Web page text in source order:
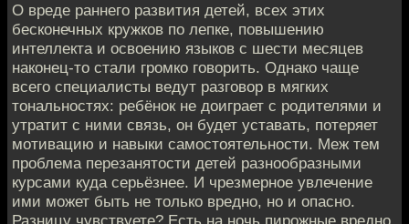
О вреде раннего развития детей, всех этих
бесконечных кружков по лепке, повышению
интеллекта и освоению языков с шести месяцев
наконец-то стали громко говорить. Однако чаще
всего специалисты ведут разговор в мягких
тональностях: ребёнок не доиграет с родителями и
утратит с ними связь, он будет уставать, потеряет
мотивацию и навыки самостоятельности. Меж тем
проблема перезанятости детей разнообразными
курсами куда серьёзнее. И чрезмерное увлечение
ими может быть не только вредно, но и опасно.